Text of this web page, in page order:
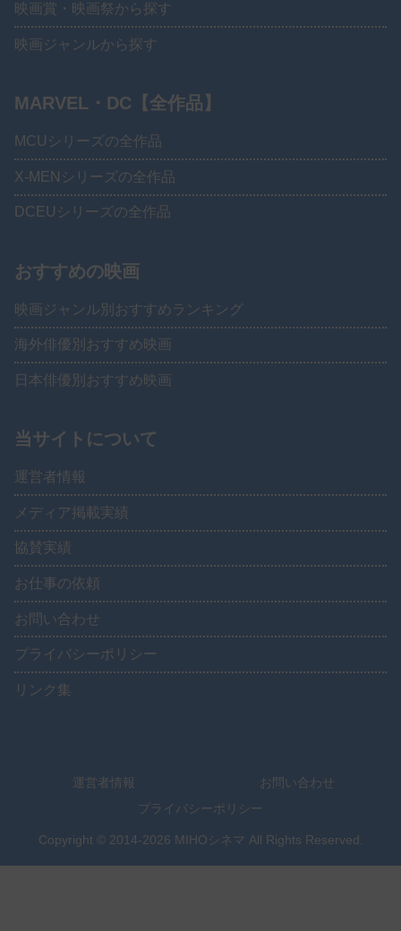
映画賞・映画祭から探す
映画ジャンルから探す
MARVEL・DC【全作品】
MCUシリーズの全作品
X-MENシリーズの全作品
DCEUシリーズの全作品
おすすめの映画
映画ジャンル別おすすめランキング
海外俳優別おすすめ映画
日本俳優別おすすめ映画
当サイトについて
運営者情報
メディア掲載実績
協賛実績
お仕事の依頼
お問い合わせ
プライバシーポリシー
リンク集
運営者情報
お問い合わせ
プライバシーポリシー
Copyright © 2014-2026 MIHOシネマ All Rights Reserved.